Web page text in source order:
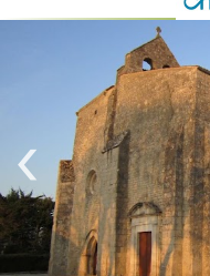
English
Español
‹